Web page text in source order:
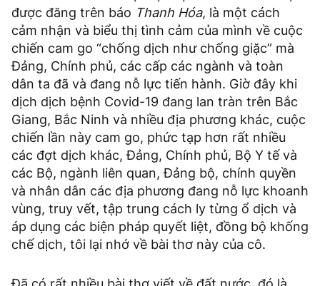
được đăng trên báo Thanh Hóa, là một cách
cảm nhận và biểu thị tình cảm của mình về cuộc
chiến cam go “chống dịch như chống giặc” mà
Đảng, Chính phủ, các cấp các ngành và toàn
dân ta đã và đang nỗ lực tiến hành. Giờ đây khi
dịch dịch bệnh Covid-19 đang lan tràn trên Bắc
Giang, Bắc Ninh và nhiều địa phương khác, cuộc
chiến lần này cam go, phức tạp hơn rất nhiều
các đợt dịch khác, Đảng, Chính phủ, Bộ Y tế và
các Bộ, ngành liên quan, Đảng bộ, chính quyền
và nhân dân các địa phương đang nỗ lực khoanh
vùng, truy vết, tập trung cách ly từng ổ dịch và
áp dụng các biện pháp quyết liệt, đồng bộ khống
chế dịch, tôi lại nhớ về bài thơ này của cô.